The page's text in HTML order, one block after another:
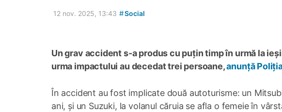
12 nov. 2025, 13:43 #Social
Un grav accident s-a produs cu puțin timp în urmă la
urma impactului au decedat trei persoane,anunță
În accident au fost implicate două autoturisme: un
ani, și un Suzuki, la volanul căruia se afla o femeie în